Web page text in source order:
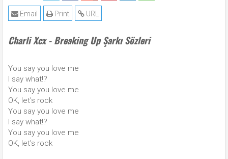
URL
Print
Email
Charli Xcx - Breaking Up Şarkı Sözleri
You say you love me
I say what!?
You say you love me
OK, let's rock
You say you love me
I say what!?
You say you love me
OK, let's rock